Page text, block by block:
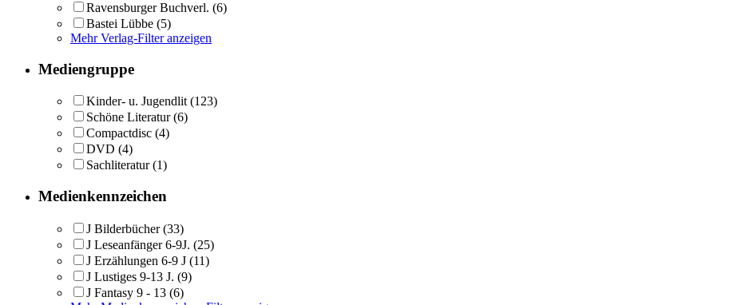
Ravensburger Buchverl. (6)
Bastei Lübbe (5)
Mehr Verlag-Filter anzeigen
Mediengruppe
Kinder- u. Jugendlit (123)
Schöne Literatur (6)
Compactdisc (4)
DVD (4)
Sachliteratur (1)
Medienkennzeichen
J Bilderbücher (33)
J Leseanfänger 6-9J. (25)
J Erzählungen 6-9 J (11)
J Lustiges 9-13 J. (9)
J Fantasy 9 - 13 (6)